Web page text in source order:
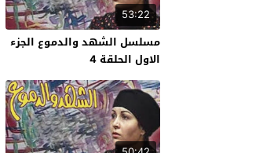
53:22
مسلسل الشهد والدموع الجزء
الاول الحلقة 4